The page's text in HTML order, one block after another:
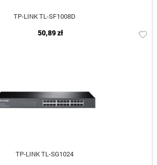
TP-LINK TL-SF1008D
50,89 zł
TP-LINK TL-SG1024